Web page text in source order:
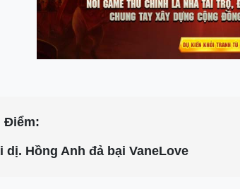
Điểm:
dị. Hồng Anh đả bại VaneLove